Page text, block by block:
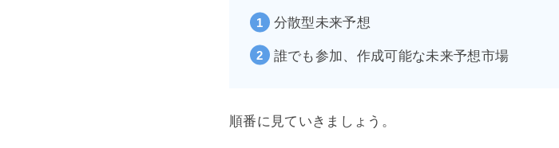
分散型未来予想
誰でも参加、作成可能な未来予想市場
順番に見ていきましょう。